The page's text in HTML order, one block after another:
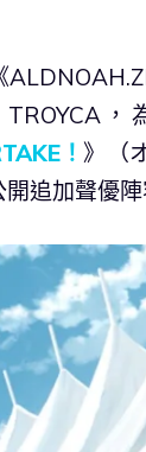
，
！ 》（
追加聲優陣